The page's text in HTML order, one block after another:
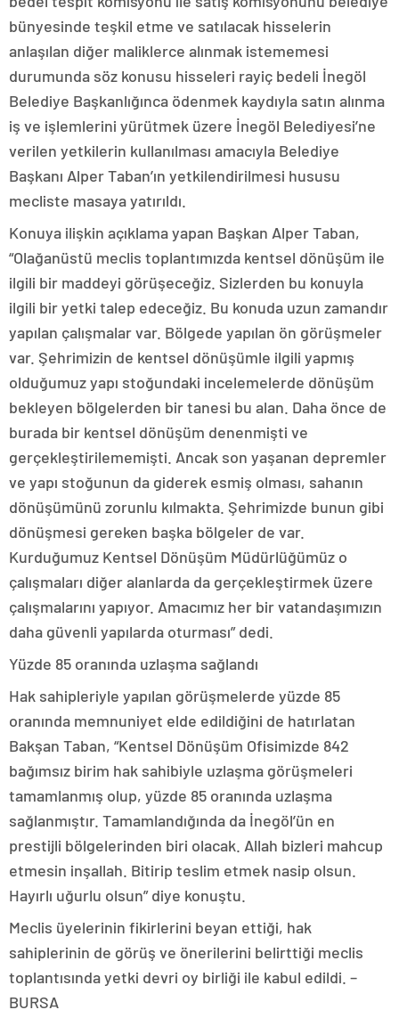
bünyesinde teşkil etme ve satılacak hisselerin
anlaşılan diğer maliklerce alınmak istememesi
durumunda söz konusu hisseleri rayiç bedeli İnegöl
Belediye Başkanlığınca ödenmek kaydıyla satın alınma
iş ve işlemlerini yürütmek üzere İnegöl Belediyesi’ne
verilen yetkilerin kullanılması amacıyla Belediye
Başkanı Alper Taban’ın yetkilendirilmesi hususu
mecliste masaya yatırıldı.
Konuya ilişkin açıklama yapan Başkan Alper Taban,
“Olağanüstü meclis toplantımızda kentsel dönüşüm ile
ilgili bir maddeyi görüşeceğiz. Sizlerden bu konuyla
ilgili bir yetki talep edeceğiz. Bu konuda uzun zamandır
yapılan çalışmalar var. Bölgede yapılan ön görüşmeler
var. Şehrimizin de kentsel dönüşümle ilgili yapmış
olduğumuz yapı stoğundaki incelemelerde dönüşüm
bekleyen bölgelerden bir tanesi bu alan. Daha önce de
burada bir kentsel dönüşüm denenmişti ve
gerçekleştirilememişti. Ancak son yaşanan depremler
ve yapı stoğunun da giderek esmiş olması, sahanın
dönüşümünü zorunlu kılmakta. Şehrimizde bunun gibi
dönüşmesi gereken başka bölgeler de var.
Kurduğumuz Kentsel Dönüşüm Müdürlüğümüz o
çalışmaları diğer alanlarda da gerçekleştirmek üzere
çalışmalarını yapıyor. Amacımız her bir vatandaşımızın
daha güvenli yapılarda oturması” dedi.
Yüzde 85 oranında uzlaşma sağlandı
Hak sahipleriyle yapılan görüşmelerde yüzde 85
oranında memnuniyet elde edildiğini de hatırlatan
Bakşan Taban, “Kentsel Dönüşüm Ofisimizde 842
bağımsız birim hak sahibiyle uzlaşma görüşmeleri
tamamlanmış olup, yüzde 85 oranında uzlaşma
sağlanmıştır. Tamamlandığında da İnegöl’ün en
prestijli bölgelerinden biri olacak. Allah bizleri mahcup
etmesin inşallah. Bitirip teslim etmek nasip olsun.
Hayırlı uğurlu olsun” diye konuştu.
Meclis üyelerinin fikirlerini beyan ettiği, hak
sahiplerinin de görüş ve önerilerini belirttiği meclis
toplantısında yetki devri oy birliği ile kabul edildi. –
BURSA